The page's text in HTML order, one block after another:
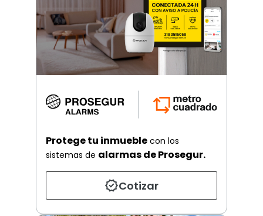
Protege tu inmueble con los
sistemas de alarmas de Prosegur.
Cotizar